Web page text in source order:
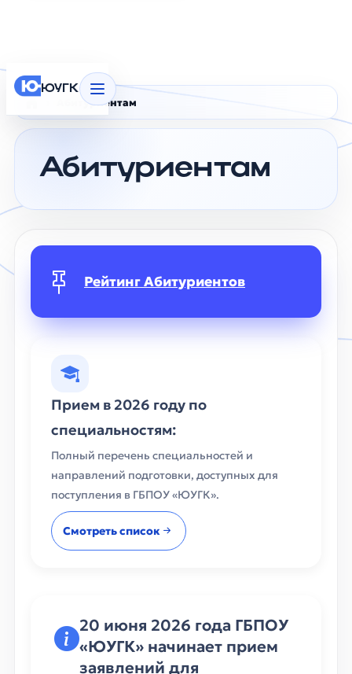
ЮУГК
Абитуриентам
Абитуриентам
Рейтинг Абитуриентов
Прием в 2026 году по
специальностям:
Полный перечень специальностей и
направлений подготовки, доступных для
поступления в ГБПОУ «ЮУГК».
Смотреть список
20 июня 2026 года ГБПОУ
«ЮУГК» начинает прием
заявлений для